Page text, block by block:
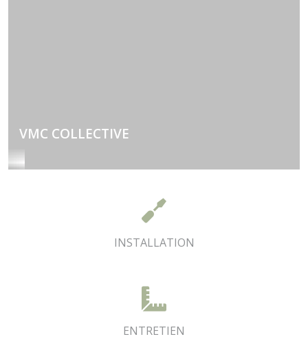
VMC COLLECTIVE
dégradation liées à l'humidité dans votre bâtiment
INSTALLATION
ENTRETIEN